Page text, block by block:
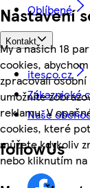
Nastavení
My a našich 18
cookies,
zpracovali
umožníte
reklamu. V
cookies, které
můžete kdykoliv
nebo kliknutím
Oblíbené
Kontakt
itesco.cz
Zákaznické
Naše
followUs